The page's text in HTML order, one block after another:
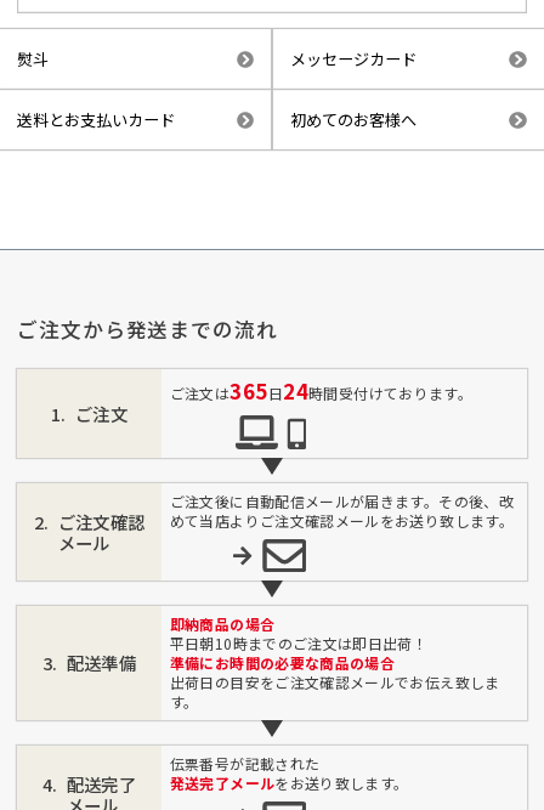
熨斗 メッセージカード
送料とお支払いカード 初めてのお客様へ
ご注文から発送までの流れ
ご注文
ご注文は365日24時間受付けております。
ご注文確認
メール
ご注文後に自動配信メールが届きます。その後、改
めて当店よりご注文確認メールをお送り致します。
配送準備
即納商品の場合
平日朝10時までのご注文は即日出荷！
準備にお時間の必要な商品の場合
出荷日の目安をご注文確認メールでお伝え致しま
す。
配送完了
メール
伝票番号が記載された
発送完了メールをお送り致します。